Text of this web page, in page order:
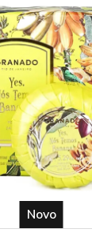
Novo